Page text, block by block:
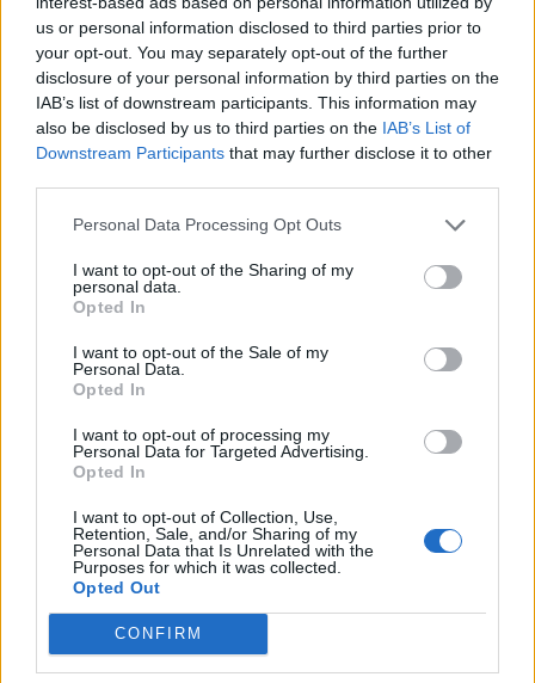
us or personal information disclosed to third parties prior to
your opt-out. You may separately opt-out of the further
disclosure of your personal information by third parties on the
IAB’s list of downstream participants. This information may
also be disclosed by us to third parties on the IAB’s List of
Downstream Participants that may further disclose it to other
Personal Data Processing Opt Outs
I want to opt-out of the Sharing of my
personal data.
Opted In
I want to opt-out of the Sale of my
Personal Data.
Opted In
I want to opt-out of processing my
Personal Data for Targeted Advertising.
Opted In
I want to opt-out of Collection, Use,
Retention, Sale, and/or Sharing of my
Personal Data that Is Unrelated with the
Purposes for which it was collected.
Opted Out
CONFIRM